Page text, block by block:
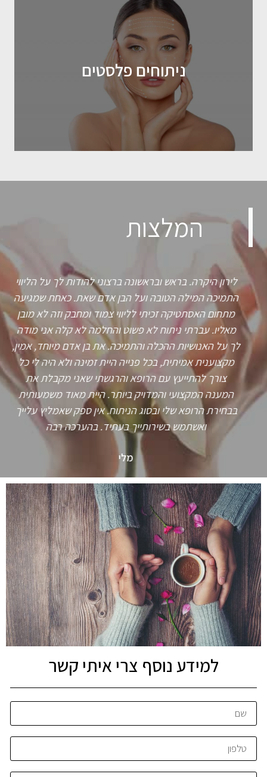
ניתוחים פלסטים
המלצות
לירון היקרה. בראש ובראשונה ברצוני להודות לך על הליווי
התמיכה המילה הטובה ועל הבן אדם שאת. כאחת שמגיעה
מתחום האסתטיקה זכיתי לליווי צמוד ומחבק וזה לא מובן
מאליו. עברתי ניתוח לא פשוט והחלמה לא קלה אני מודה
לך על האנושיות ההכלה והתמיכה. את בן אדם מיוחד, אמין,
מקצוענית אמיתית, בכל פנייה היית זמינה ולא היה לי כל
צורך להתייעץ עם הרופא והרגשתי שאני מקבלת את
המענה המקצועי והמדויק ביותר. היית מאוד משמעותית
בבחירת הרופא שלי ובסוג הניתוח. אין ספק שאמליץ עלייך
ואשתמש בשירותייך בעתיד. בהערכה רבה
מלי
למידע נוסף צרי איתי קשר